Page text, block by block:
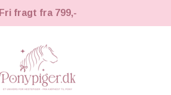
Fri fragt fra 799,-